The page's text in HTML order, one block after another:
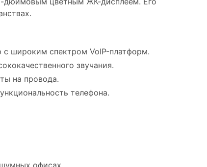
с широким спектром VoIP-платформ.
звучания.
на провода.
телефона.
офисах.